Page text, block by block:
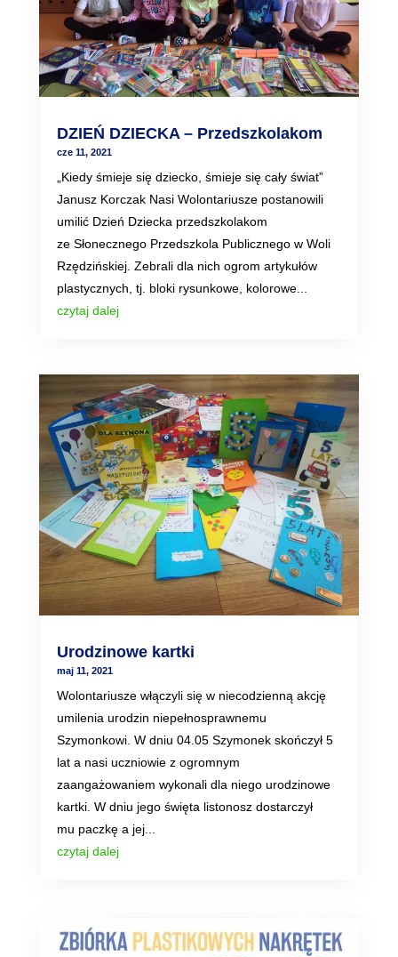
DZIEŃ DZIECKA – Przedszkolakom
cze 11, 2021
„Kiedy śmieje się dziecko, śmieje się cały świat”
Janusz Korczak Nasi Wolontariusze postanowili
umilić Dzień Dziecka przedszkolakom
ze Słonecznego Przedszkola Publicznego w Woli
Rzędzińskiej. Zebrali dla nich ogrom artykułów
plastycznych, tj. bloki rysunkowe, kolorowe...
czytaj dalej
Urodzinowe kartki
maj 11, 2021
Wolontariusze włączyli się w niecodzienną akcję
umilenia urodzin niepełnosprawnemu
Szymonkowi. W dniu 04.05 Szymonek skończył 5
lat a nasi uczniowie z ogromnym
zaangażowaniem wykonali dla niego urodzinowe
kartki. W dniu jego święta listonosz dostarczył
mu paczkę a jej...
czytaj dalej